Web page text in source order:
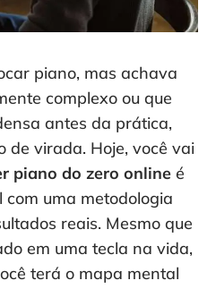
piano, mas achava
complexo ou que
antes da prática,
de virada. Hoje, você vai
piano do zero online é
uma metodologia
reais. Mesmo que
em uma tecla na vida,
terá o mapa mental